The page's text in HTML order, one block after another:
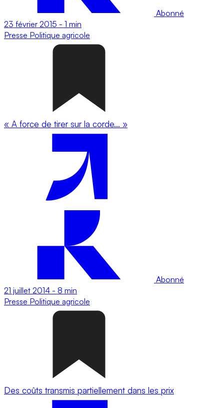
Abonné
23 février 2015 - 1 min
Presse Politique agricole
« A force de tirer sur la corde… »
Abonné
21 juillet 2014 - 8 min
Presse Politique agricole
Des coûts transmis partiellement dans les prix